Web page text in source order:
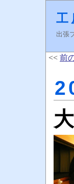
工
出張
<< 前